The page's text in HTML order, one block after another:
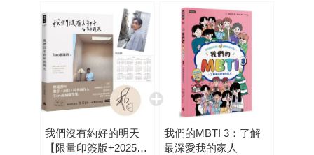
我們沒有約好的明天
【限量印簽版+2025年
我們的MBTI 3：了解
最深愛我的家人